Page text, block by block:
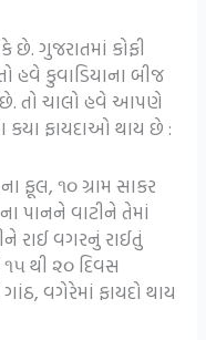
ગુજરાતમાં કોફી
કુવાડિયાના બીજ
છે. તો ચાલો હવે આપણે
ફાયદાઓ થાય છે :
ફૂલ, ૧૦ ગ્રામ સાકર
પાનને વાટીને તેમાં
રાઈ વગરનું રાઈતું
થી ૨૦ દિવસ
વગેરેમાં ફાયદો થાય